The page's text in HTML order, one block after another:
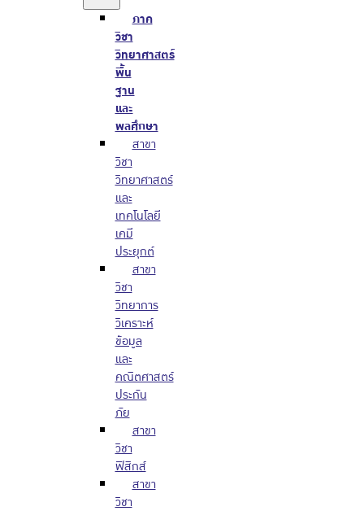
ภาค
วิชา
วิทยาศาสตร์
พื้น
ฐาน
และ
พลศึกษา
สาขา
วิชา
วิทยาศาสตร์
และ
เทคโนโลยี
เคมี
ประยุกต์
สาขา
วิชา
วิทยาการ
วิเคราะห์
ข้อมูล
และ
คณิตศาสตร์
ประกัน
ภัย
สาขา
วิชา
ฟิสิกส์
สาขา
วิชา